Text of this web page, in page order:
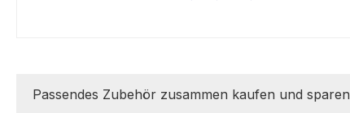
Passendes Zubehör zusammen kaufen und sparen